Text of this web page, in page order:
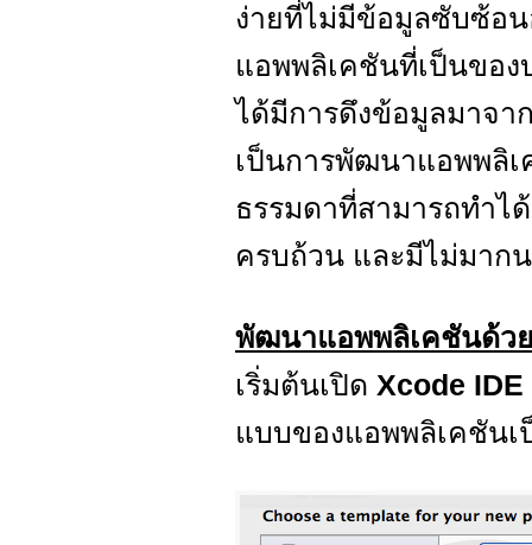
ง่ายที่ไม่มีข้อมูลซับซ้อน
แอพพลิเคชันที่เป็นของ
ได้มีการดึงข้อมูลมาจ
เป็นการพัฒนาแอพพลิ
ธรรมดาที่สามารถทำไ
ครบถ้วน และมีไม่มาก
พัฒนาแอพพลิเคชันด้ว
เริ่มต้นเปิด Xcode IDE
แบบของแอพพลิเคชัน